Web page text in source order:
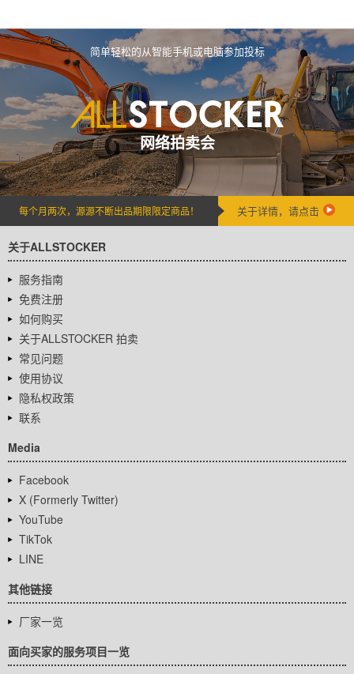
简单轻松的从智能手机或电脑参加投标
网络拍卖会
每个月两次，源源不断出品期限限定商品！ 关于详情，请点击
关于ALLSTOCKER
服务指南
免费注册
如何购买
关于ALLSTOCKER 拍卖
常见问题
使用协议
隐私权政策
联系
Media
Facebook
X (Formerly Twitter)
YouTube
TikTok
LINE
其他链接
厂家一览
面向买家的服务项目一览